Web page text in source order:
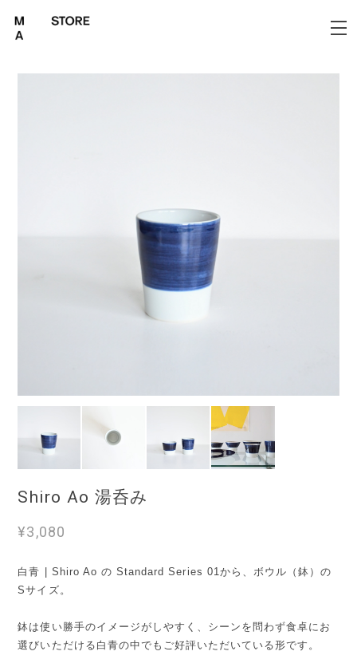
Shiro Ao 湯呑み
¥3,080
白青 | Shiro Ao の Standard Series 01から、ボウル（鉢）の
Sサイズ。
鉢は使い勝手のイメージがしやすく、シーンを問わず食卓にお
選びいただける白青の中でもご好評いただいている形です。